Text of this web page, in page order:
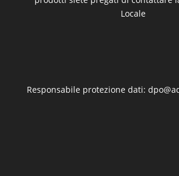
Locale
Responsabile protezione dati: